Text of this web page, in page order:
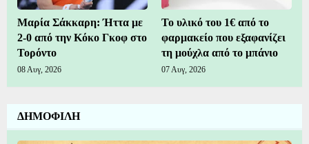
Μαρία Σάκκαρη: Ήττα με
2-0 από την Κόκο Γκοφ στο
Τορόντο
08 Αυγ, 2026
Το υλικό του 1€ από το
φαρμακείο που εξαφανίζει
τη μούχλα από το μπάνιο
07 Αυγ, 2026
ΔΗΜΟΦΙΛΗ